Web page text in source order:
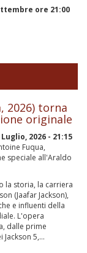
ore 21:00
2026) torna
originale
2026 - 21:15
Fuqua,
speciale all'Araldo
la storia, la carriera
(Jaafar Jackson),
e influenti della
L'opera
dalle prime
5,...